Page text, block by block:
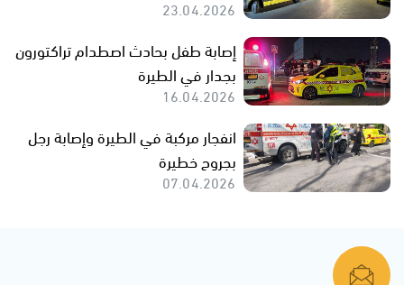
23.04.2026
إصابة طفل بحادث اصطدام تراكتورون
بجدار في الطيرة
16.04.2026
انفجار مركبة في الطيرة وإصابة رجل
بجروح خطيرة
07.04.2026